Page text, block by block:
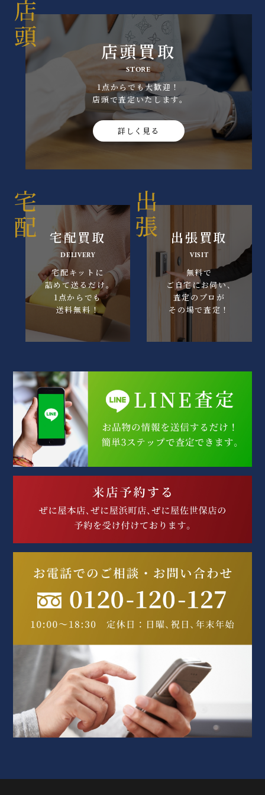
店頭買取
STORE
1点からでも大歓迎！
店頭で査定いたします｡
詳しく見る
宅配買取
DELIVERY
宅配キットに
詰めて送るだけ｡
1点からでも
送料無料！
出張買取
VISIT
無料で
ご自宅にお伺い､
査定のプロが
その場で査定！